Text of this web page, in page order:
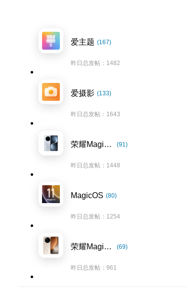
爱主题 (167)
昨日总发帖：1482
爱摄影 (133)
昨日总发帖：1643
荣耀Magic7系列 (91)
昨日总发帖：1448
MagicOS (80)
昨日总发帖：1254
荣耀Magic8系列 (69)
昨日总发帖：961